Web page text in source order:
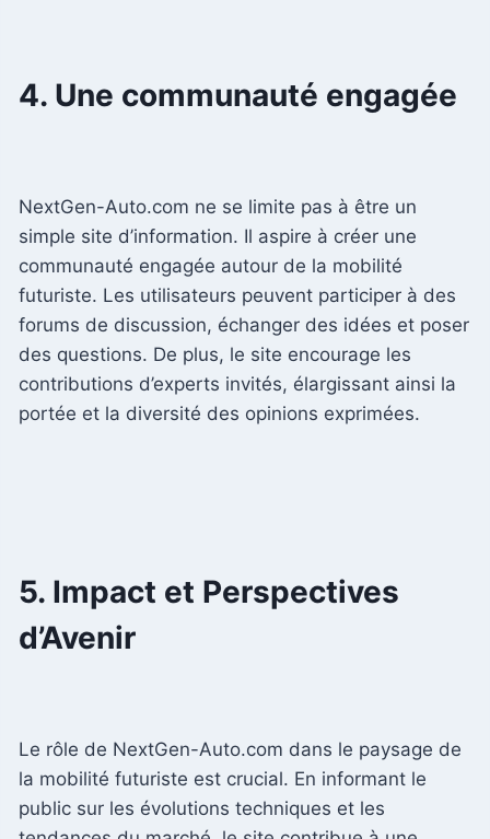
4. Une communauté engagée
NextGen-Auto.com ne se limite pas à être un
simple site d’information. Il aspire à créer une
communauté engagée autour de la mobilité
futuriste. Les utilisateurs peuvent participer à des
forums de discussion, échanger des idées et poser
des questions. De plus, le site encourage les
contributions d’experts invités, élargissant ainsi la
portée et la diversité des opinions exprimées.
5. Impact et Perspectives
d’Avenir
Le rôle de NextGen-Auto.com dans le paysage de
la mobilité futuriste est crucial. En informant le
public sur les évolutions techniques et les